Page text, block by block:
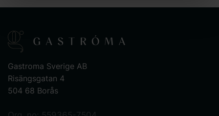
Gastroma Sverige AB
Risängsgatan 4
504 68 Borås